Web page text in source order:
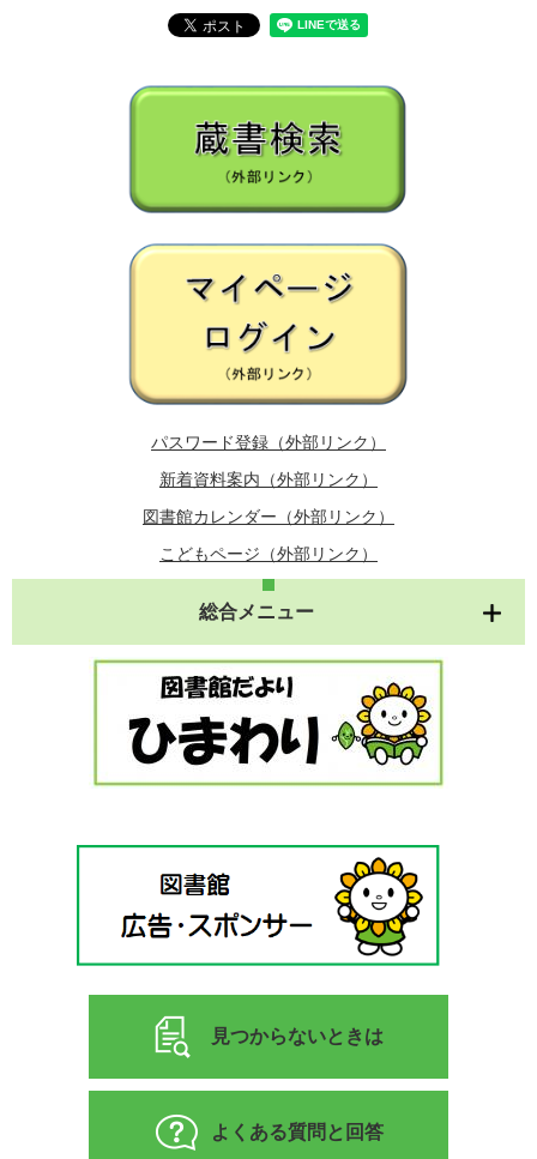
パスワード登録（外部リンク）
新着資料案内（外部リンク）
図書館カレンダー（外部リンク）
こどもページ（外部リンク）
総合メニュー
見つからないときは
よくある質問と回答